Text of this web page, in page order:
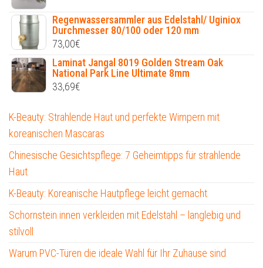
Regenwassersammler aus Edelstahl/ Uginiox
Durchmesser 80/100 oder 120 mm
73,00€
Laminat Jangal 8019 Golden Stream Oak
National Park Line Ultimate 8mm
33,69€
K-Beauty: Strahlende Haut und perfekte Wimpern mit
koreanischen Mascaras
Chinesische Gesichtspflege: 7 Geheimtipps für strahlende
Haut
K-Beauty: Koreanische Hautpflege leicht gemacht
Schornstein innen verkleiden mit Edelstahl – langlebig und
stilvoll
Warum PVC-Türen die ideale Wahl für Ihr Zuhause sind